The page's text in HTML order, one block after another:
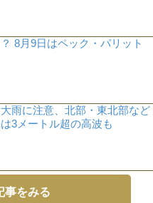
8月9日はペック・パリット
雨に注意、北部・東北部など
3メートル超の高波も
事をみる